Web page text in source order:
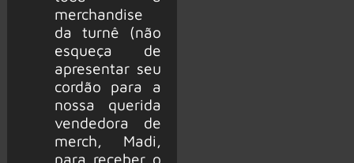
merchandise
da turnê (não
esqueça de
apresentar seu
cordão para a
nossa querida
vendedora de
merch, Madi,
para receber o